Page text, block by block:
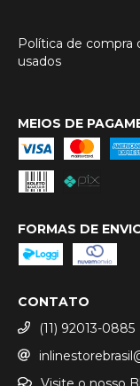
Política de compra
usados
MEIOS DE
FORMAS DE
CONTATO
(11) 92013-0885